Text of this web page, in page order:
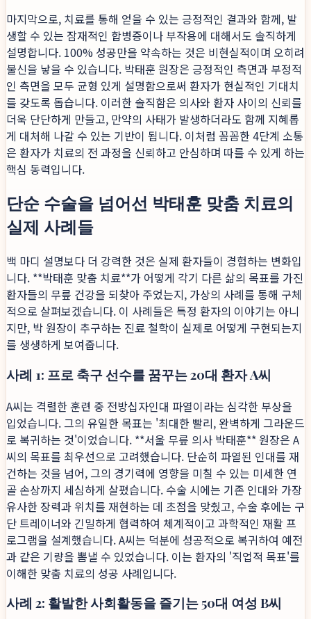
마지막으로, 치료를 통해 얻을 수 있는 긍정적인 결과와 함께, 발
생할 수 있는 잠재적인 합병증이나 부작용에 대해서도 솔직하게
설명합니다. 100% 성공만을 약속하는 것은 비현실적이며 오히려
불신을 낳을 수 있습니다. 박태훈 원장은 긍정적인 측면과 부정적
인 측면을 모두 균형 있게 설명함으로써 환자가 현실적인 기대치
를 갖도록 돕습니다. 이러한 솔직함은 의사와 환자 사이의 신뢰를
더욱 단단하게 만들고, 만약의 사태가 발생하더라도 함께 지혜롭
게 대처해 나갈 수 있는 기반이 됩니다. 이처럼 꼼꼼한 4단계 소통
은 환자가 치료의 전 과정을 신뢰하고 안심하며 따를 수 있게 하는
핵심 동력입니다.
단순 수술을 넘어선 박태훈 맞춤 치료의
실제 사례들
백 마디 설명보다 더 강력한 것은 실제 환자들이 경험하는 변화입
니다. **박태훈 맞춤 치료**가 어떻게 각기 다른 삶의 목표를 가진
환자들의 무릎 건강을 되찾아 주었는지, 가상의 사례를 통해 구체
적으로 살펴보겠습니다. 이 사례들은 특정 환자의 이야기는 아니
지만, 박 원장이 추구하는 진료 철학이 실제로 어떻게 구현되는지
를 생생하게 보여줍니다.
사례 1: 프로 축구 선수를 꿈꾸는 20대 환자 A씨
A씨는 격렬한 훈련 중 전방십자인대 파열이라는 심각한 부상을
입었습니다. 그의 유일한 목표는 '최대한 빨리, 완벽하게 그라운드
로 복귀하는 것'이었습니다. **서울 무릎 의사 박태훈** 원장은 A
씨의 목표를 최우선으로 고려했습니다. 단순히 파열된 인대를 재
건하는 것을 넘어, 그의 경기력에 영향을 미칠 수 있는 미세한 연
골 손상까지 세심하게 살폈습니다. 수술 시에는 기존 인대와 가장
유사한 장력과 위치를 재현하는 데 초점을 맞췄고, 수술 후에는 구
단 트레이너와 긴밀하게 협력하여 체계적이고 과학적인 재활 프
로그램을 설계했습니다. A씨는 덕분에 성공적으로 복귀하여 예전
과 같은 기량을 뽐낼 수 있었습니다. 이는 환자의 '직업적 목표'를
이해한 맞춤 치료의 성공 사례입니다.
사례 2: 활발한 사회활동을 즐기는 50대 여성 B씨